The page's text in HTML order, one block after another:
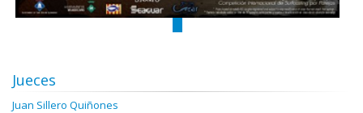
Jueces
Juan Sillero Quiñones